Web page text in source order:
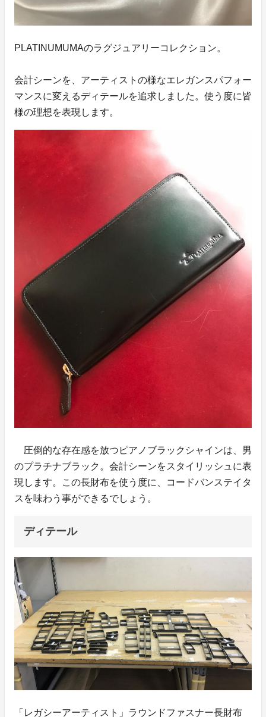
PLATINUMUMAのラグジュアリーコレクション。
会計シーンを、アーティストの様なエレガンスパフォー
マンスに変えるディテールを追求しました。使う度に皆
様の理想を表現します。
圧倒的な存在感を放つピアノブラックシャインは、男
のプラチナブラック。会計シーンをスタイリッシュに表
現します。この長財布を使う度に、コードバンステイタ
スを味わう事ができるでしょう。
ディテール
「レガシーアーティスト」ラウンドファスナー長財布